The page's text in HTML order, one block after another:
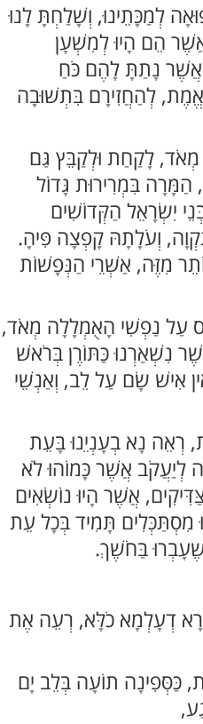
לְמַכָּתֵינוּ, וְשָׁלַחְתָּ לָנוּ
הֵם הָיוּ לְמִשְׁעָן
אֲשֶׁר נָתַתָּ לָהֶם כֹּחַ
לְהַחֲזִירָם בִּתְשׁוּבָה
מְאֹד, לָקַחַת וּלְקַבֵּץ גַּם
בִּמְרִירוּת גָּדוֹל
יִשְׂרָאֵל הַקְּדוֹשִׁים
וְעֹלָתָהּ קָפְצָה פִּיהָ.
מִזֶּה, אַשְׁרֵי הַנְּפָשׁוֹת
עַל נַפְשִׁי הָאֻמְלָלָה מְאֹד,
נִשְׁאַרְנוּ כַּתּוֹרֶן בְּרֹאשׁ
אִישׁ שָׂם עַל לֵב, וְאַנְשֵׁי
נָא בְעָנְיֵנוּ בָּעֵת
לְיַעֲקֹב אֲשֶׁר כָּמוֹהוּ לֹא
אֲשֶׁר הָיוּ נוֹשְׂאִים
מִסְתַּכְּלִים תָּמִיד בְּכָל עֵת
שֶׁעָבְרוּ בַּחֹשֶׁךְ.
מָרָא דְעָלְמָא כֹלָּא, רְעֵה אֶת
כַּסְּפִינָה תוֹעָה בְּלֵב יָם